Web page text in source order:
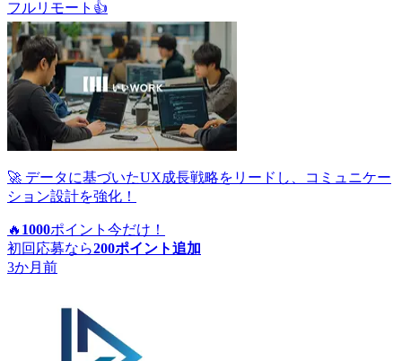
フルリモート 👍
🚀 データに基づいたUX成長戦略をリードし、コミュニケー
ション設計を強化！
🔥 1000ポイント 今だけ！
初回応募なら200ポイント追加
3か月前